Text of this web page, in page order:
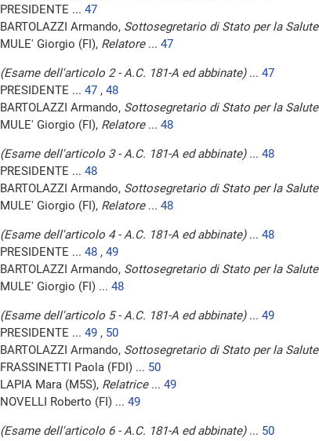
PRESIDENTE ... 47
BARTOLAZZI Armando, Sottosegretario di Stato per la Salute
MULE' Giorgio (FI), Relatore... 47
(Esame dell'articolo 2 - A.C. 181-A ed abbinate)... 47
PRESIDENTE ... 47 , 48
BARTOLAZZI Armando, Sottosegretario di Stato per la Salute
MULE' Giorgio (FI), Relatore... 48
(Esame dell'articolo 3 - A.C. 181-A ed abbinate)... 48
PRESIDENTE ... 48
BARTOLAZZI Armando, Sottosegretario di Stato per la Salute
MULE' Giorgio (FI), Relatore... 48
(Esame dell'articolo 4 - A.C. 181-A ed abbinate)... 48
PRESIDENTE ... 48 , 49
BARTOLAZZI Armando, Sottosegretario di Stato per la Salute
MULE' Giorgio (FI) ... 48
(Esame dell'articolo 5 - A.C. 181-A ed abbinate)... 49
PRESIDENTE ... 49 , 50
BARTOLAZZI Armando, Sottosegretario di Stato per la Salute
FRASSINETTI Paola (FDI) ... 50
LAPIA Mara (M5S), Relatrice... 49
NOVELLI Roberto (FI) ... 49
(Esame dell'articolo 6 - A.C. 181-A ed abbinate)... 50